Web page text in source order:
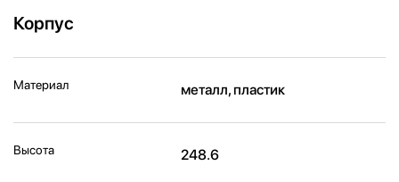
Корпус
Материал металл, пластик
Высота 248.6